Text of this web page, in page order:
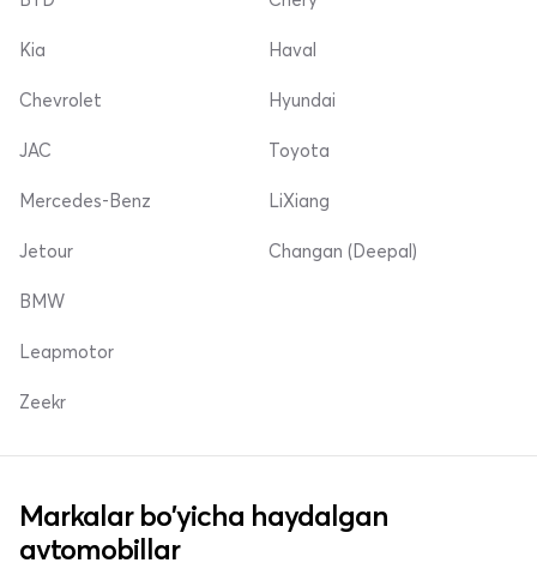
Kia
Chevrolet
Haval
Hyundai
JAC
Mercedes-Benz
Jetour
Toyota
LiXiang
Changan (Deepal)
BMW
Leapmotor
Zeekr
Markalar bo'yicha haydalgan
avtomobillar